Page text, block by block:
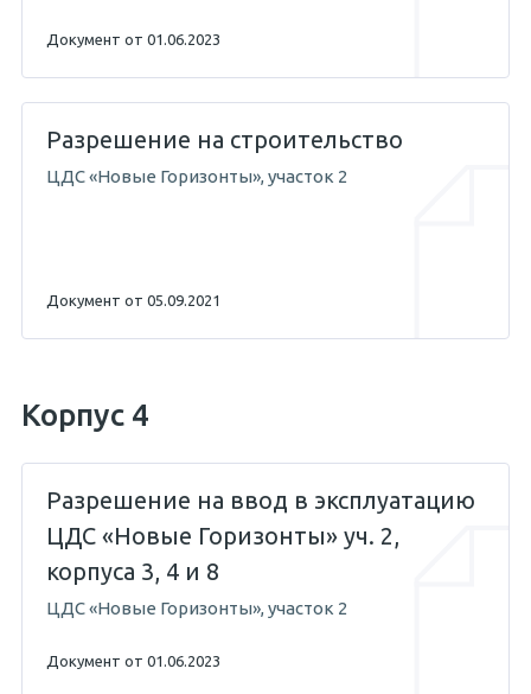
Документ от 01.06.2023
Разрешение на строительство
ЦДС «Новые Горизонты», участок 2
Документ от 05.09.2021
Корпус 4
Разрешение на ввод в эксплуатацию
ЦДС «Новые Горизонты» уч. 2,
корпуса 3, 4 и 8
ЦДС «Новые Горизонты», участок 2
Документ от 01.06.2023